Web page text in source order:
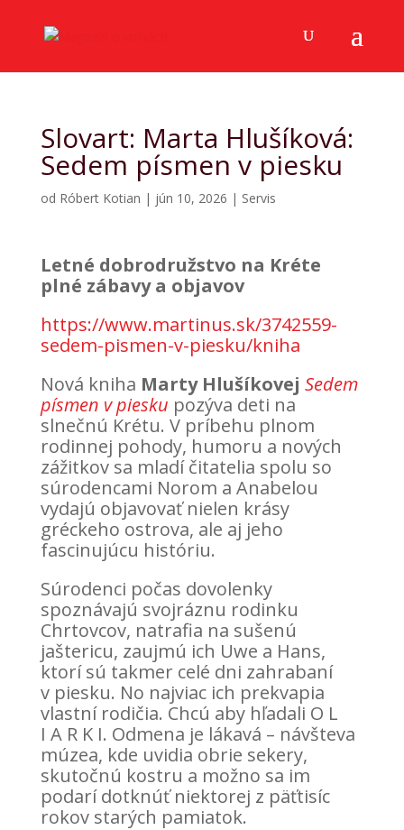
Slovart: Marta Hlušíková:
Sedem písmen v piesku
od Róbert Kotian | jún 10, 2026 | Servis
Letné dobrodružstvo na Kréte
plné zábavy a objavov
https://www.martinus.sk/3742559-
sedem-pismen-v-piesku/kniha
Nová kniha Marty Hlušíkovej Sedem
písmen v piesku pozýva deti na
slnečnú Krétu. V príbehu plnom
rodinnej pohody, humoru a nových
zážitkov sa mladí čitatelia spolu so
súrodencami Norom a Anabelou
vydajú objavovať nielen krásy
gréckeho ostrova, ale aj jeho
fascinujúcu históriu.
Súrodenci počas dovolenky
spoznávajú svojráznu rodinku
Chrtovcov, natrafia na sušenú
jaštericu, zaujmú ich Uwe a Hans,
ktorí sú takmer celé dni zahrabaní
v piesku. No najviac ich prekvapia
vlastní rodičia. Chcú aby hľadali O L
I A R K I. Odmena je lákavá – návšteva
múzea, kde uvidia obrie sekery,
skutočnú kostru a možno sa im
podarí dotknúť niektorej z päťtisíc
rokov starých pamiatok.